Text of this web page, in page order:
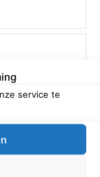
service te